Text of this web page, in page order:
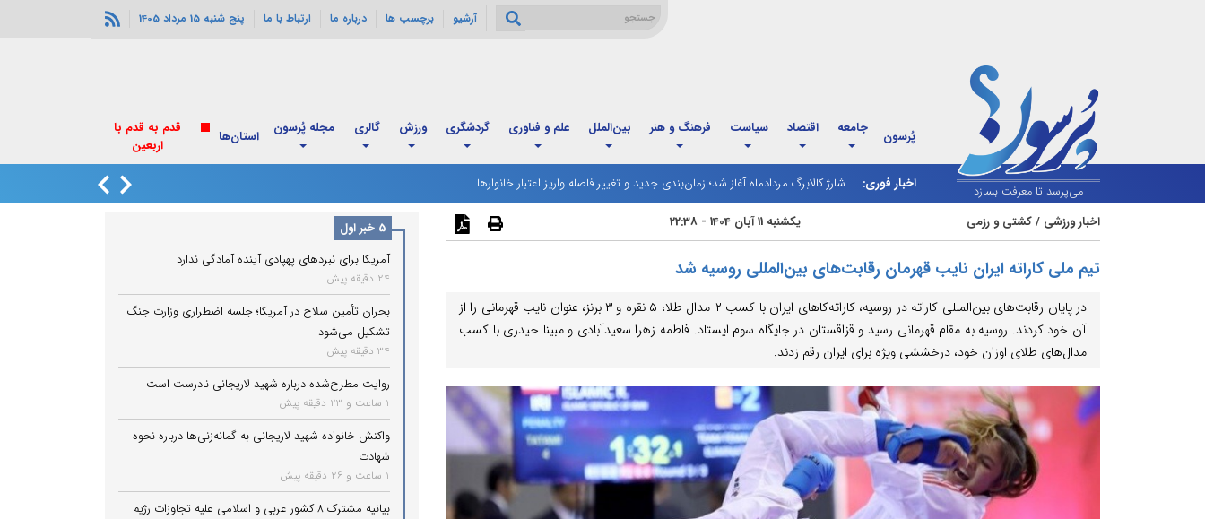
آرشیو برچسب ها درباره ما ارتباط با ما پنج شنبه 15 مرداد 1405
می‌پرسد تا معرفت بسازد
پُرسون جامعه اقتصاد سیاست فرهنگ و هنر بین‌الملل علم و فناوری گردشگری ورزش گالری مجله پُرسون استان‌ها
قدم به قدم با
اربعین
اخبار فوری:
شارژ کالابرگ مردادماه آغاز شد؛ زمان‌بندی جدید و تغییر فاصله واریز اعتبار خانوارها
اخبار ورزشی /کشتی و رزمی یکشنبه 11 آبان 1404 - 22:38
تیم ملی کاراته ایران نایب قهرمان رقابت‌های بین‌المللی روسیه شد
در پایان رقابت‌های بین‌المللی کاراته در روسیه، کاراته‌کاهای ایران با کسب ۲ مدال طلا، ۵ نقره و ۳ برنز، عنوان نایب قهرمانی را از
آن خود کردند. روسیه به مقام قهرمانی رسید و قزاقستان در جایگاه سوم ایستاد. فاطمه زهرا سعیدآبادی و مبینا حیدری با کسب
مدال‌های طلای اوزان خود، درخششی ویژه برای ایران رقم زدند.
5 خبر اول
آمریکا برای نبردهای پهپادی آینده آمادگی ندارد
24 دقیقه پیش
بحران تأمین سلاح در آمریکا؛ جلسه اضطراری وزارت جنگ
تشکیل می‌شود
34 دقیقه پیش
روایت مطرح‌شده درباره شهید لاریجانی نادرست است
1 ساعت و 23 دقیقه پیش
واکنش خانواده شهید لاریجانی به گمانه‌زنی‌ها درباره نحوه
شهادت
1 ساعت و 26 دقیقه پیش
بیانیه مشترک ۸ کشور عربی و اسلامی علیه تجاوزات رژیم